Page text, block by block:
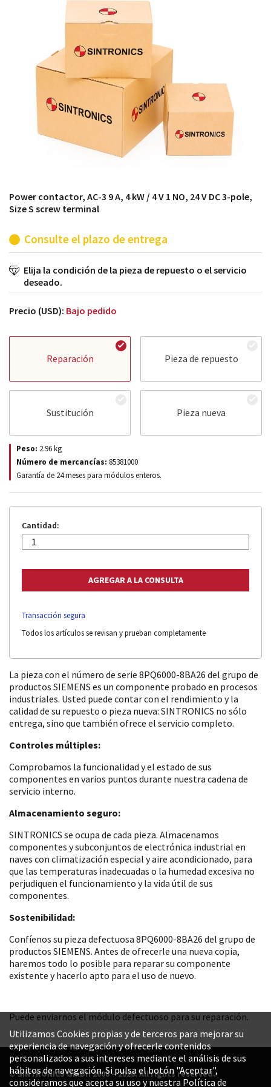
módulos antiguos a un alto nivel técnico o sustitución
de módulos descontinuados por módulos del propio
Power contactor, AC-3 9 A, 4 kW / 4 V 1 NO, 24 V DC 3-pole,
Size S screw terminal
Consulte el plazo de entrega
Elija la condición de la pieza de repuesto o el servicio
deseado.
Precio (USD): Bajo pedido
Reparación Pieza de repuesto
Sustitución Pieza nueva
Peso: 2.96kg
Número de mercancías: 85381000
Garantía de 24 meses para módulos enteros.
Cantidad:
Transacción segura
Todos los artículos se revisan y prueban completamente
La pieza con el número de serie 8PQ6000-8BA26 del grupo de
productos SIEMENS es un componente probado en procesos
industriales. Usted puede contar con el rendimiento y la
calidad de su repuesto o pieza nueva: SINTRONICS no sólo
entrega, sino que también ofrece el servicio completo.
Controles múltiples:
Comprobamos la funcionalidad y el estado de sus
componentes en varios puntos durante nuestra cadena de
servicio interno.
Almacenamiento seguro:
SINTRONICS se ocupa de cada pieza. Almacenamos
componentes y subconjuntos de electrónica industrial en
naves con climatización especial y aire acondicionado, para
que las temperaturas inadecuadas o la humedad excesiva no
perjudiquen el funcionamiento y la vida útil de sus
componentes.
Sostenibilidad:
Confíenos su pieza defectuosa 8PQ6000-8BA26 del grupo de
productos SIEMENS. Antes de ofrecerle una nueva copia,
haremos todo lo posible para reparar su componente
existente y hacerlo apto para el uso de nuevo.
Puede enviarnos el módulo defectuoso para su reparación.
© SINTRONICS GmbH 2008 – 2026. All rights reserved.
Utilizamos Cookies propias y de terceros para mejorar su
experiencia de navegación y ofrecerle contenidos
personalizados a sus intereses mediante el análisis de sus
hábitos de navegación. Si pulsa el botón "Aceptar",
consideramos que acepta su uso y nuestra Política de